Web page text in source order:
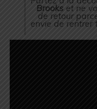
Brookset ne
de retour
envie de rentrer